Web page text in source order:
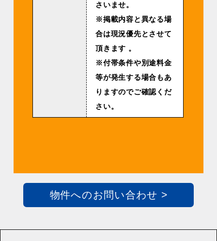
さいませ。
※掲載内容と異なる場
合は現況優先とさせて
頂きます 。
※付帯条件や別途料金
等が発生する場合もあ
りますのでご確認くだ
さい。
物件へのお問い合わせ >